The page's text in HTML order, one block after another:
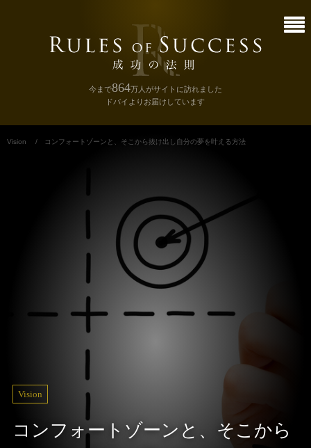
今まで864万人 がサイトに訪れました
ドバイよりお届けしています
Vision / コンフォートゾーンと、そこから抜け出し自分の夢を叶える方法
Vision
コンフォートゾーンと、そこから